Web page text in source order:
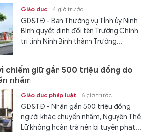
Giáo dục 4 giờ trước
GD&TĐ - Ban Thường vụ Tỉnh ủy Ninh
Bình quyết định đổi tên Trường Chính
trị tỉnh Ninh Bình thành Trường...
chiếm giữ gần 500 triệu đồng do
nhầm
Giáo dục pháp luật 6 giờ trước
GD&TĐ - Nhận gần 500 triệu đồng
người khác chuyển nhầm, Nguyễn Thế
Lữ không hoàn trả nên bị tuyên phạt...